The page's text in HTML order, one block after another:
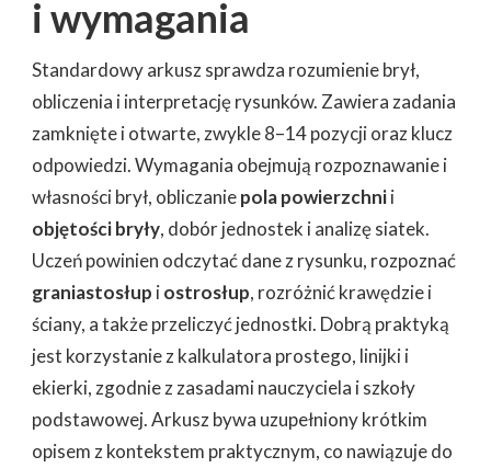
i wymagania
Standardowy arkusz sprawdza rozumienie brył,
obliczenia i interpretację rysunków. Zawiera zadania
zamknięte i otwarte, zwykle 8–14 pozycji oraz klucz
odpowiedzi. Wymagania obejmują rozpoznawanie i
własności brył, obliczaniepola powierzchnii
objętości bryły, dobór jednostek i analizę siatek.
Uczeń powinien odczytać dane z rysunku, rozpoznać
graniastosłup iostrosłup, rozróżnić krawędzie i
ściany, a także przeliczyć jednostki. Dobrą praktyką
jest korzystanie z kalkulatora prostego, linijki i
ekierki, zgodnie z zasadami nauczyciela i szkoły
podstawowej. Arkusz bywa uzupełniony krótkim
opisem z kontekstem praktycznym, co nawiązuje do